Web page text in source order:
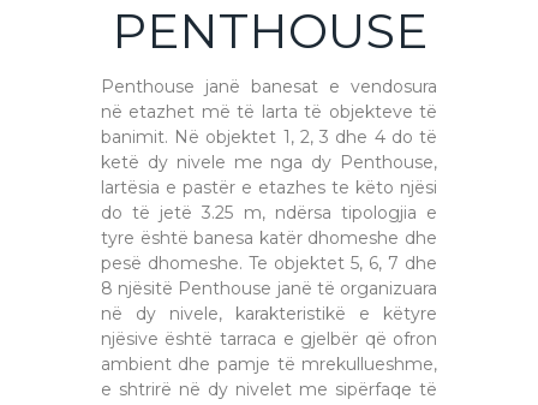
PENTHOUSE
Penthouse janë banesat e vendosura
në etazhet më të larta të objekteve të
banimit. Në objektet 1, 2, 3 dhe 4 do të
ketë dy nivele me nga dy Penthouse,
lartësia e pastër e etazhes te këto njësi
do të jetë 3.25 m, ndërsa tipologjia e
tyre është banesa katër dhomeshe dhe
pesë dhomeshe. Te objektet 5, 6, 7 dhe
8 njësitë Penthouse janë të organizuara
në dy nivele, karakteristikë e këtyre
njësive është tarraca e gjelbër që ofron
ambient dhe pamje të mrekullueshme,
e shtrirë në dy nivelet me sipërfaqe të